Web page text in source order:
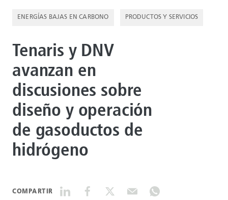
de prensa
ENERGÍAS BAJAS EN CARBONO PRODUCTOS Y SERVICIOS
Tenaris y DNV
avanzan en
discusiones sobre
diseño y operación
de gasoductos de
hidrógeno
COMPARTIR